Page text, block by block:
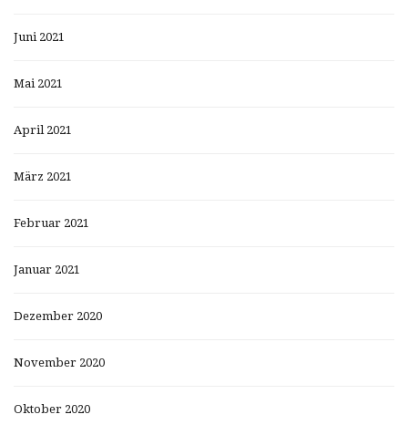
Juni 2021
Mai 2021
April 2021
März 2021
Februar 2021
Januar 2021
Dezember 2020
November 2020
Oktober 2020